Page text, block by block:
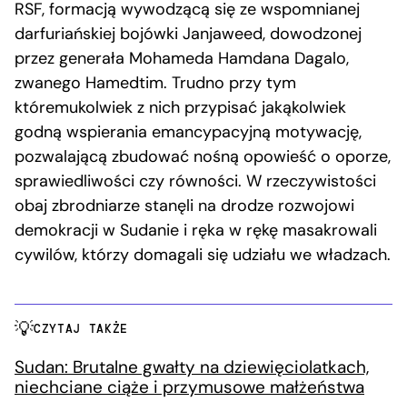
RSF, formacją wywodzącą się ze wspomnianej
darfuriańskiej bojówki Janjaweed, dowodzonej
przez generała Mohameda Hamdana Dagalo,
zwanego Hamedtim. Trudno przy tym
któremukolwiek z nich przypisać jakąkolwiek
godną wspierania emancypacyjną motywację,
pozwalającą zbudować nośną opowieść o oporze,
sprawiedliwości czy równości. W rzeczywistości
obaj zbrodniarze stanęli na drodze rozwojowi
demokracji w Sudanie i ręka w rękę masakrowali
cywilów, którzy domagali się udziału we władzach.
CZYTAJ TAKŻE
Sudan: Brutalne gwałty na dziewięciolatkach,
niechciane ciąże i przymusowe małżeństwa